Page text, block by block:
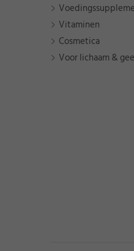
Vitaminen
Cosmetica
Voor lichaam &